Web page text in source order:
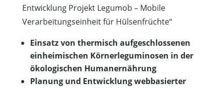
Entwicklung Projekt Legumob – Mobile
Verarbeitungseinheit für Hülsenfrüchte“
Einsatz von thermisch aufgeschlossenen
einheimischen Körnerleguminosen in der
ökologischen Humanernährung
Planung und Entwicklung webbasierter